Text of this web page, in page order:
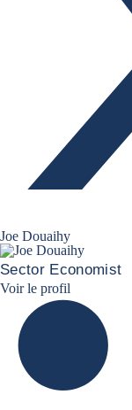
Joe Douaihy
Sector Economist
Voir le profil